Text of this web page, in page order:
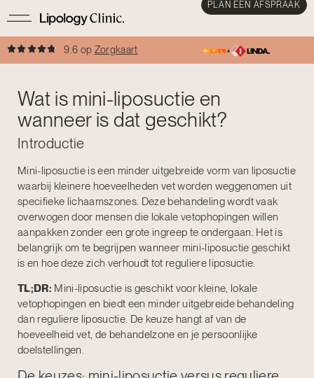
PLAN EEN AFSPRAAK
9.6 op Zorgkaart
Wat is mini-liposuctie en
wanneer is dat geschikt?
Introductie
Mini-liposuctie is een minder uitgebreide vorm van liposuctie
waarbij kleinere hoeveelheden vet worden weggenomen uit
specifieke lichaamszones. Deze behandeling wordt vaak
overwogen door mensen die lokale vetophopingen willen
aanpakken zonder een grote ingreep te ondergaan. Het is
belangrijk om te begrijpen wanneer mini-liposuctie geschikt
is en hoe deze zich verhoudt tot reguliere liposuctie.
TL;DR: Mini-liposuctie is geschikt voor kleine, lokale
vetophopingen en biedt een minder uitgebreide behandeling
dan reguliere liposuctie. De keuze hangt af van de
hoeveelheid vet, de behandelzone en je persoonlijke
doelstellingen.